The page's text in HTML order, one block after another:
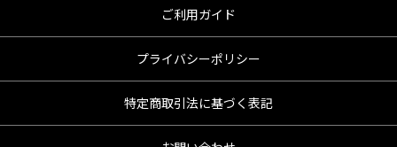
ご利用ガイド
プライバシーポリシー
特定商取引法に基づく表記